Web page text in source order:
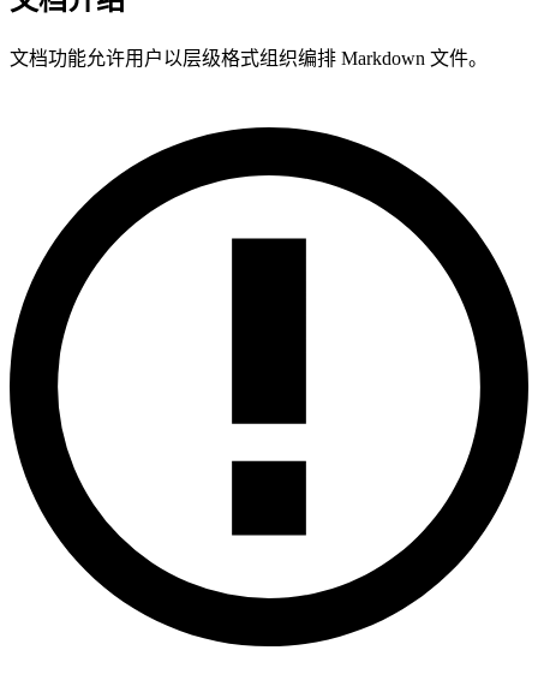
文档功能允许用户以层级格式组织编排 Markdown 文件。